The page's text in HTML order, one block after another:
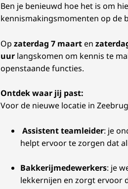
Ben je benieuwd hoe het is om
kennismakingsmomenten op de
Op zaterdag 7 maart en
uur langskomen om kennis te
openstaande functies.
Ontdek waar jij past:
Voor de nieuwe locatie in
Assistent teamleider: je
helpt ervoor te zorgen dat
Bakkerijmedewerkers: je
lekkernijen en zorgt ervoor